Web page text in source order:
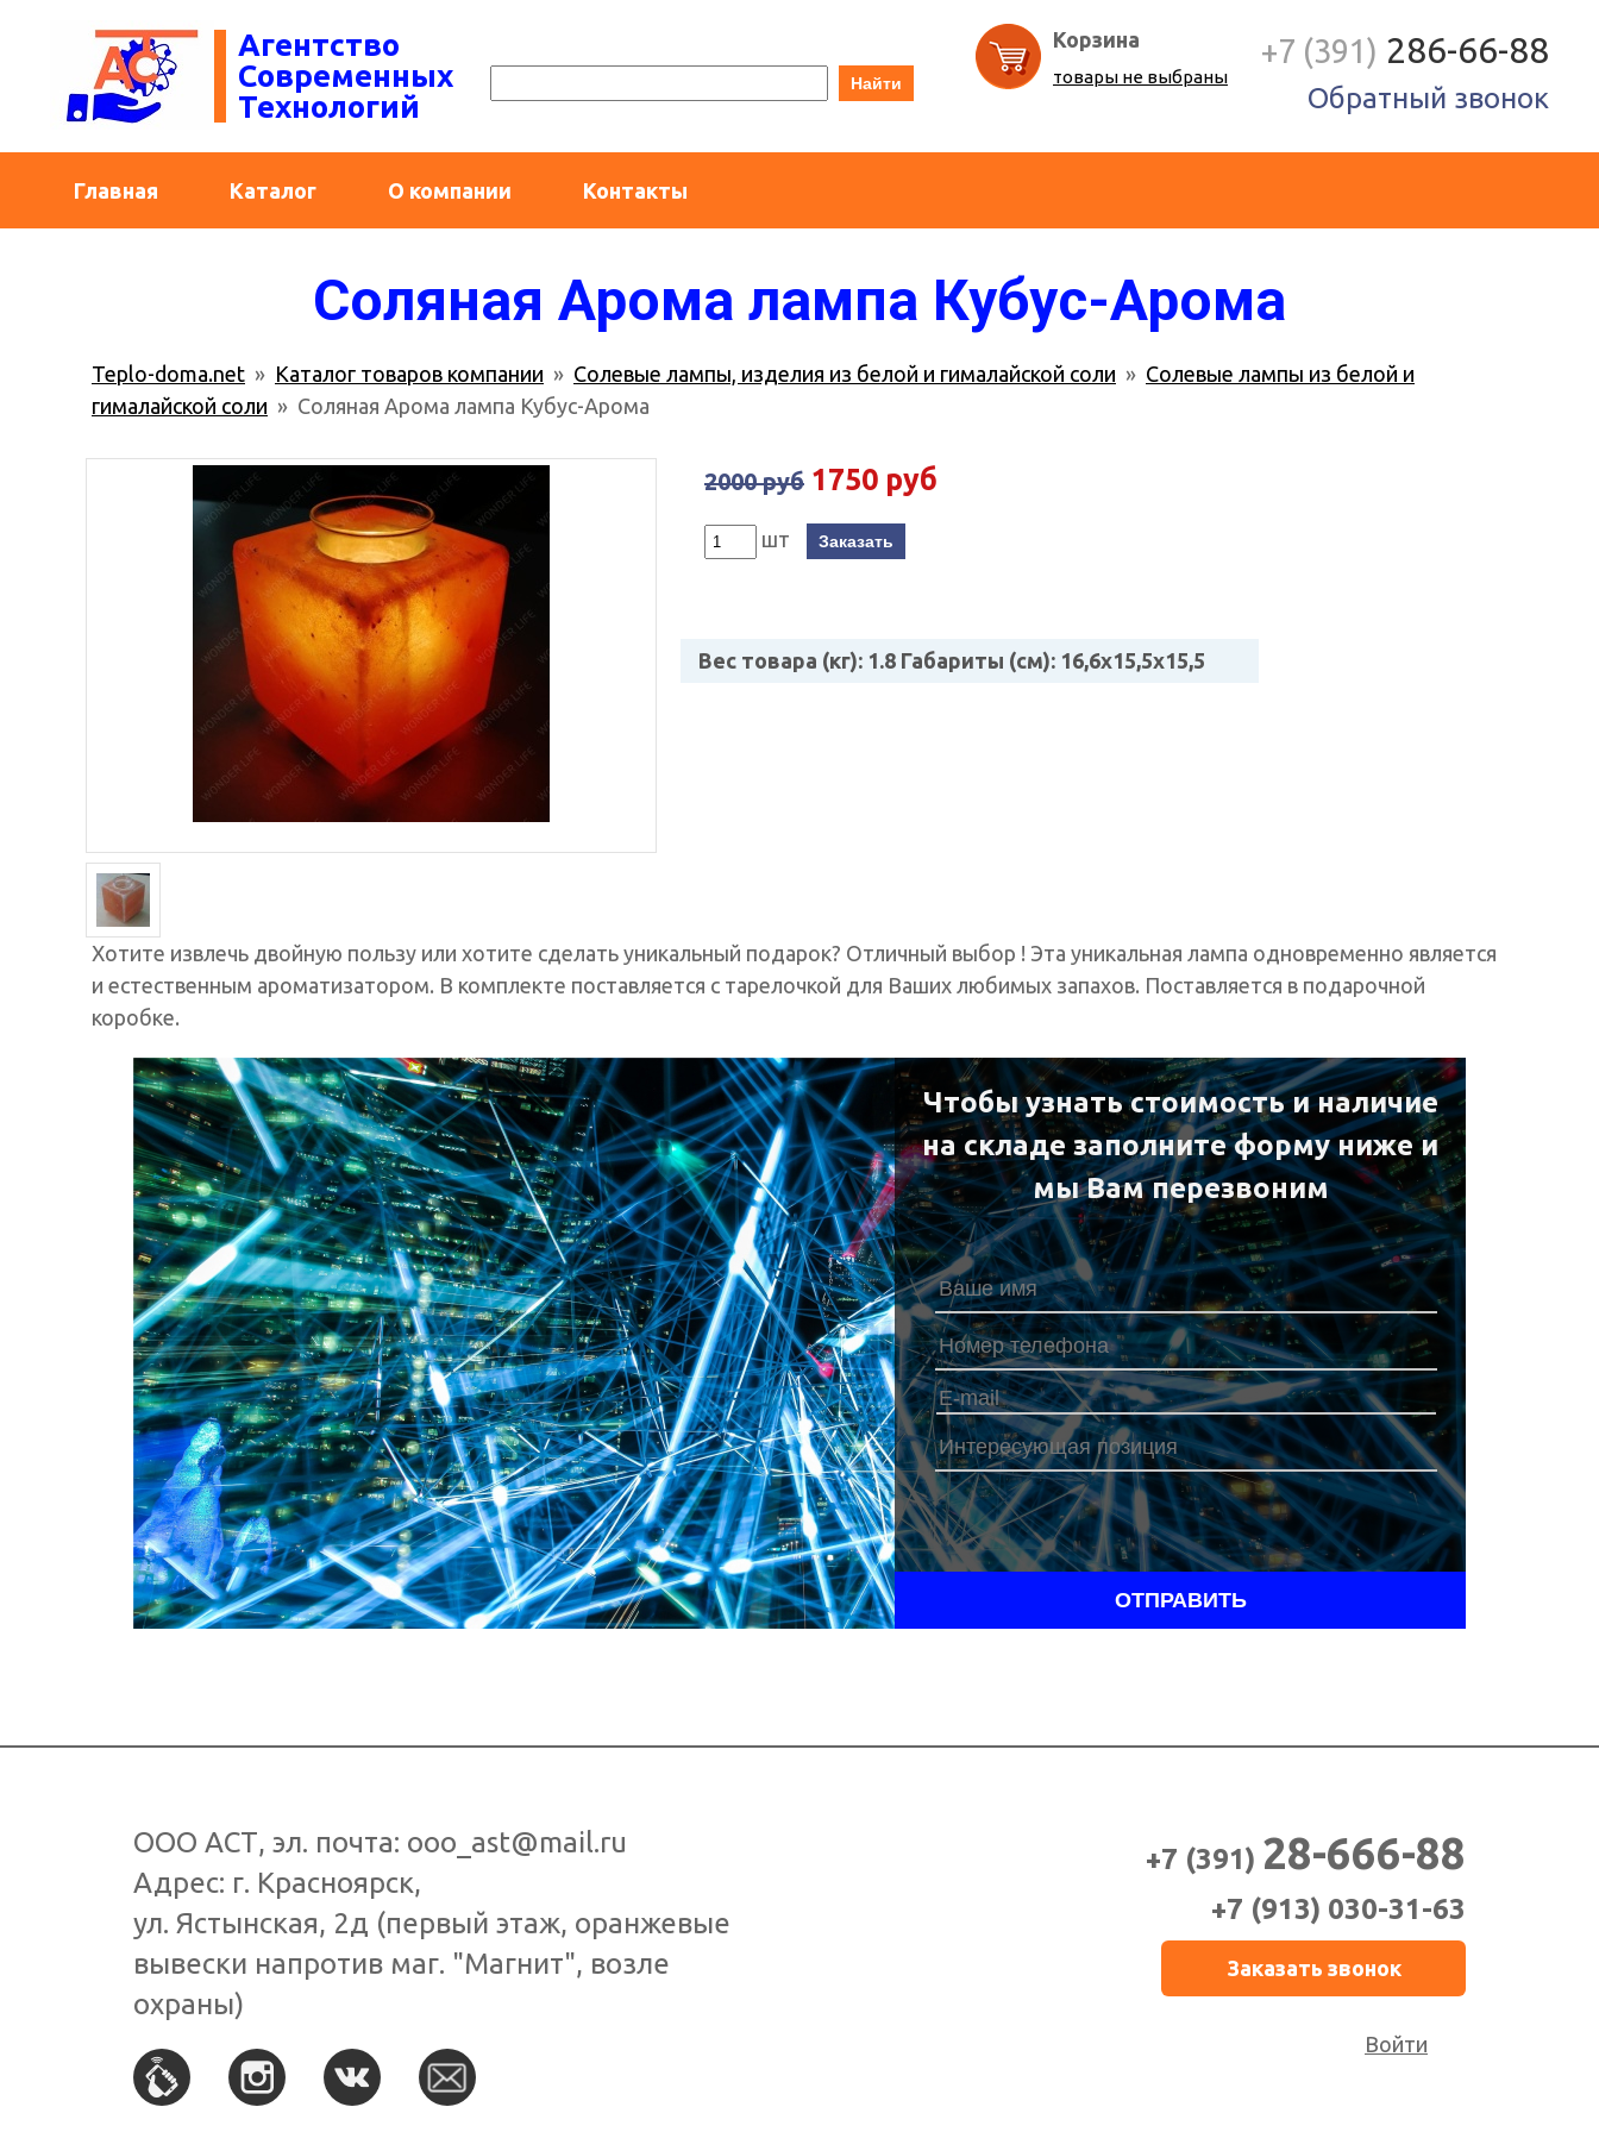
Агентство
Современных
Технологий
Найти
+7 (391) 286-66-88
Обратный звонок
Корзина
товары не выбраны
Главная Каталог О компании Контакты
Соляная Арома лампа Кубус-Арома
Teplo-doma.net » Каталог товаров компании » Солевые лампы, изделия из белой и гималайской соли » Солевые лампы из белой и
гималайской соли » Соляная Арома лампа Кубус-Арома
2000 руб 1750 руб
шт Заказать
Вес товара (кг): 1.8 Габариты (см): 16,6x15,5x15,5
Хотите извлечь двойную пользу или хотите сделать уникальный подарок? Отличный выбор ! Эта уникальная лампа одновременно является
и естественным ароматизатором. В комплекте поставляется с тарелочкой для Ваших любимых запахов. Поставляется в подарочной
коробке.
Чтобы узнать стоимость и наличие
на складе заполните форму ниже и
мы Вам перезвоним
ОТПРАВИТЬ
ООО АСТ, эл. почта: ooo_ast@mail.ru
Адрес: г. Красноярск,
ул. Ястынская, 2д (первый этаж, оранжевые
вывески напротив маг. "Магнит", возле
охраны)
+7 (391) 28-666-88
+7 (913) 030-31-63
Заказать звонок
Войти